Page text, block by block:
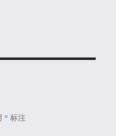
* 标注